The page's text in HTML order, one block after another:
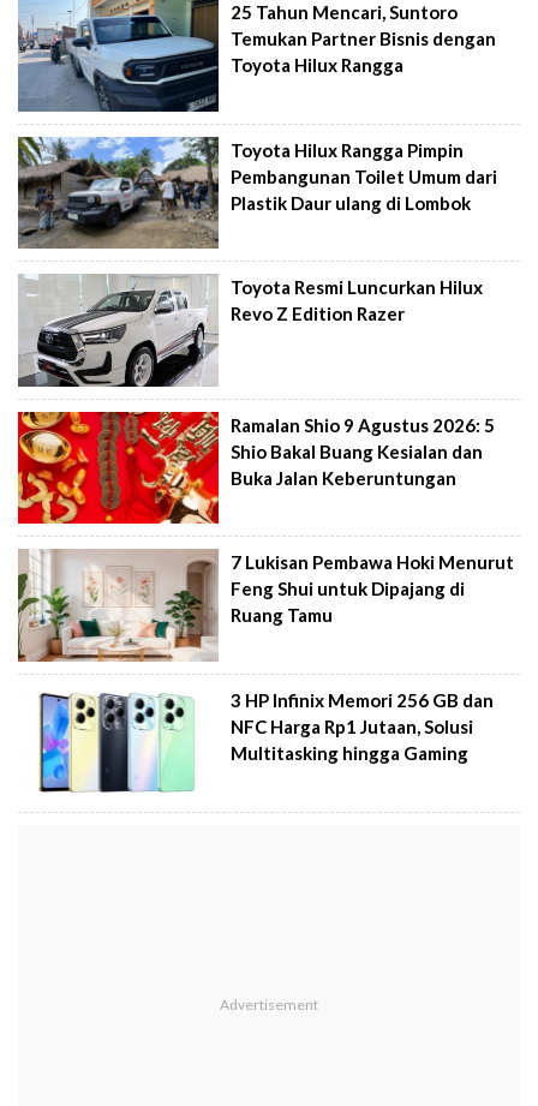
25 Tahun Mencari, Suntoro
Temukan Partner Bisnis dengan
Toyota Hilux Rangga
Toyota Hilux Rangga Pimpin
Pembangunan Toilet Umum dari
Plastik Daur ulang di Lombok
Toyota Resmi Luncurkan Hilux
Revo Z Edition Razer
Ramalan Shio 9 Agustus 2026: 5
Shio Bakal Buang Kesialan dan
Buka Jalan Keberuntungan
7 Lukisan Pembawa Hoki Menurut
Feng Shui untuk Dipajang di
Ruang Tamu
3 HP Infinix Memori 256 GB dan
NFC Harga Rp1 Jutaan, Solusi
Multitasking hingga Gaming